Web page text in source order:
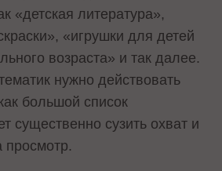
«детская литература»,
«игрушки для детей
возраста» и так далее.
нужно действовать
большой список
существенно сузить охват и
просмотр.